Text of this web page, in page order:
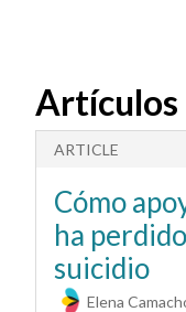
Artículos
ARTICLE
Cómo
ha
suicidio
Elena